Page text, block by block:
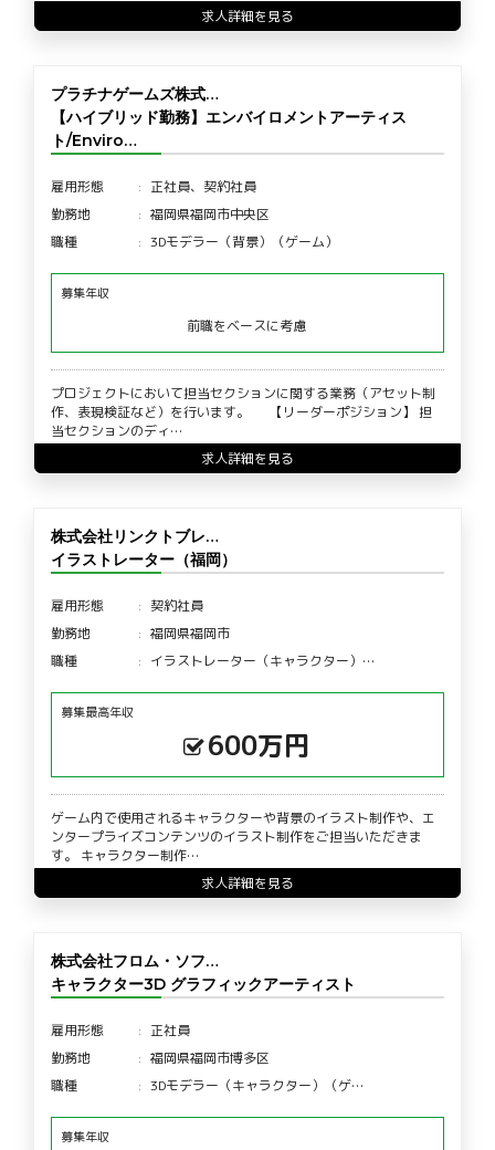
求人詳細を見る
プラチナゲームズ株式…
【ハイブリッド勤務】エンバイロメントアーティス
ト/Enviro…
雇用形態
正社員、契約社員
勤務地
福岡県福岡市中央区
職種
3Dモデラー（背景）（ゲーム）
募集年収
前職をベースに考慮
プロジェクトにおいて担当セクションに関する業務（アセット制
作、表現検証など）を行います。 【リーダーポジション】 担
当セクションのディ…
求人詳細を見る
株式会社リンクトブレ…
イラストレーター（福岡）
雇用形態
契約社員
勤務地
福岡県福岡市
職種
イラストレーター（キャラクター）…
募集最高年収
600万円
ゲーム内で使用されるキャラクターや背景のイラスト制作や、エ
ンタープライズコンテンツのイラスト制作をご担当いただきま
す。 キャラクター制作…
求人詳細を見る
株式会社フロム・ソフ…
キャラクター3D グラフィックアーティスト
雇用形態
正社員
勤務地
福岡県福岡市博多区
職種
3Dモデラー（キャラクター）（ゲ…
募集年収